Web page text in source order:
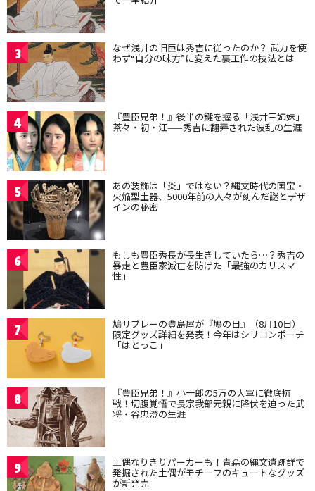
3 なぜ浅井の旧臣は秀吉に従ったのか？ 武力を使
わず“自分の味方”に変えた裏工作の技法とは
4 『豊臣兄弟！』後半の鍵を握る「浅井三姉妹」
茶々・初・江——秀吉に翻弄された波乱の生涯
5 あの装飾は「炎」ではない？縄文時代の国宝・
火焔型土器、5000年前の人々が刻んだ謎とデザ
インの秘密
6 もしも豊臣秀長が長生きしていたら…？秀吉の
暴走と豊臣家滅亡を防げた「最強のカリスマ
性」
7 鳩サブレーの豊島屋が『鳩の日』（8月10日）
限定グッズ詳細を発表！今年はシリコンポーチ
「はとっこ」
8 『豊臣兄弟！』小一郎の5万の大軍に徹底抗
戦！切腹覚悟で長宗我部元親に降伏を迫った武
将・谷忠澄の生涯
9 土偶なりきりパーカーも！青森の縄文遺跡群で
発掘された土偶がモチーフのキュートなグッズ
が新発売